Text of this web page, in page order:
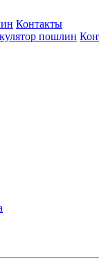
Контакты
пошлин